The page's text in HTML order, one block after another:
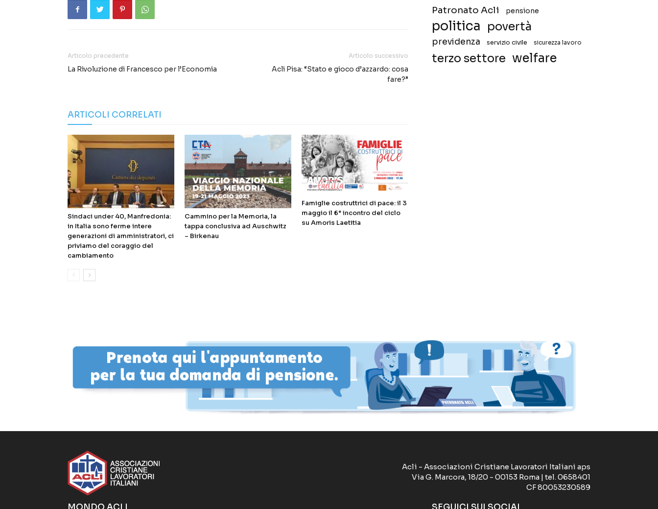
Articolo precedente
La Rivoluzione di Francesco per l’Economia
Articolo successivo
Acli Pisa: “Stato e gioco d’azzardo: cosa
fare?”
ARTICOLI CORRELATI
Sindaci under 40, Manfredonia:
in Italia sono ferme intere
generazioni di amministratori, ci
priviamo del coraggio del
cambiamento
Cammino per la Memoria, la
tappa conclusiva ad Auschwitz
– Birkenau
Famiglie costruttrici di pace: il 3
maggio il 6° incontro del ciclo
su Amoris Laetitia
Patronato Acli pensione
politica povertà
previdenza servizio civile sicurezza lavoro
terzo settore welfare
Acli - Associazioni Cristiane Lavoratori Italiani aps
Via G. Marcora, 18/20 - 00153 Roma | tel. 0658401
CF 80053230589